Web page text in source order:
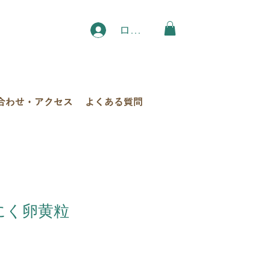
ログイン
わせ・アクセス よくある質問
卵黄粒